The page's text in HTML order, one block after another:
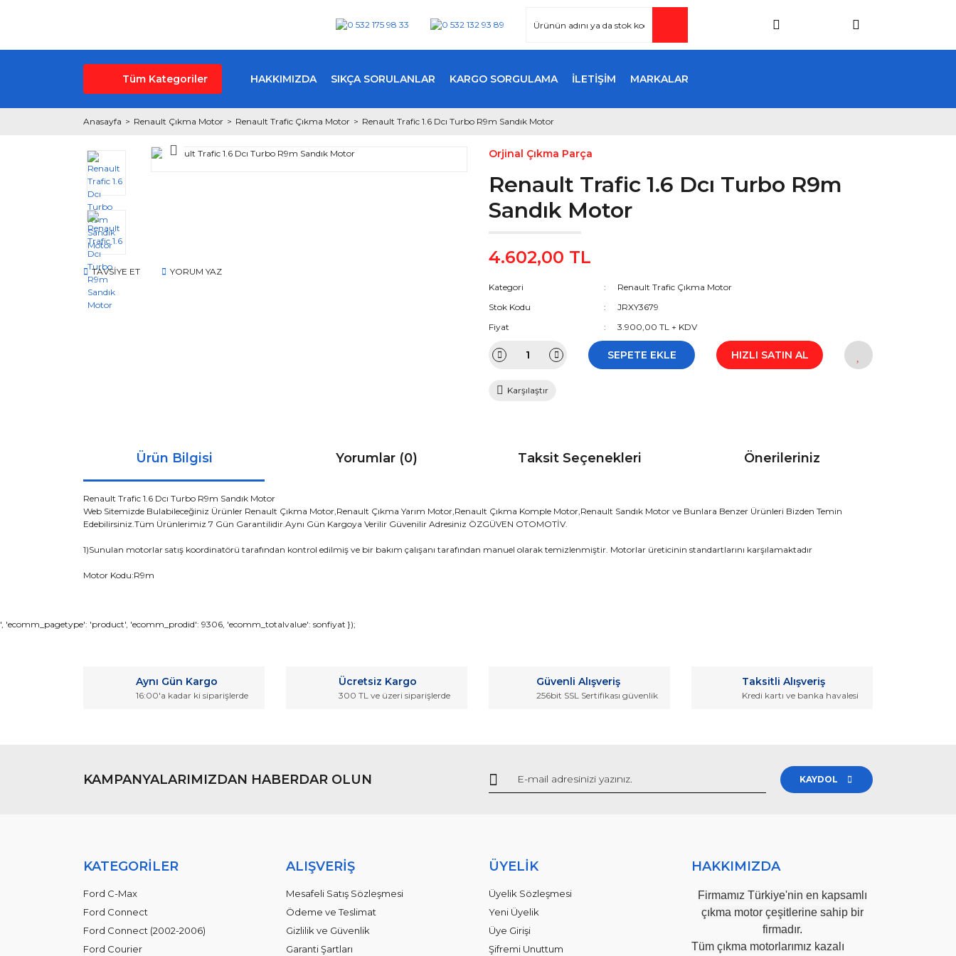
Tüm Kategoriler HAKKIMIZDA SIKÇA SORULANLAR KARGO SORGULAMA İLETİŞİM MARKALAR
Anasayfa Renault Çıkma Motor Renault Trafic Çıkma Motor Renault Trafic 1.6 Dcı Turbo R9m Sandık Motor
TAVSİYE ET YORUM YAZ
Orjinal Çıkma Parça
Renault Trafic 1.6 Dcı Turbo R9m
Sandık Motor
4.602,00 TL
Kategori
Renault Trafic Çıkma Motor
Stok Kodu
JRXY3679
Fiyat
3.900,00 TL + KDV
SEPETE EKLE HIZLI SATIN AL
Karşılaştır
Ürün Bilgisi Yorumlar (0) Taksit Seçenekleri Önerileriniz
Renault Trafic 1.6 Dcı Turbo R9m Sandık Motor
Web Sitemizde Bulabileceğiniz Ürünler Renault Çıkma Motor,Renault Çıkma Yarım Motor,Renault Çıkma Komple Motor,Renault Sandık Motor ve Bunlara Benzer Ürünleri Bizden Temin
Edebilirsiniz.Tüm Ürünlerimiz 7 Gün Garantilidir.Aynı Gün Kargoya Verilir Güvenilir Adresiniz ÖZGÜVEN OTOMOTİV.
1)Sunulan motorlar satış koordinatörü tarafından kontrol edilmiş ve bir bakım çalışanı tarafından manuel olarak temizlenmiştir. Motorlar üreticinin standartlarını karşılamaktadır
Motor Kodu:R9m
Bu ürünün fiyat bilgisi, resim, ürün açıklamalarında ve diğer konularda yetersiz gördüğünüz noktaları öneri formunu kullanarak tarafımıza iletebilirsiniz.
Ürün açıklamasında eksik bilgiler bulunuyor.
', 'ecomm_pagetype': 'product', 'ecomm_prodid': 9306, 'ecomm_totalvalue': sonfiyat });
Aynı Gün Kargo
16:00'a kadar ki siparişlerde
Ücretsiz Kargo
300 TL ve üzeri siparişlerde
Güvenli Alışveriş
256bit SSL Sertifikası güvenlik
Taksitli Alışveriş
Kredi kartı ve banka havalesi
KAMPANYALARIMIZDAN HABERDAR OLUN KAYDOL
KATEGORİLER
Ford C-Max
Ford Connect
Ford Connect (2002-2006)
Ford Courier
ALIŞVERİŞ
Mesafeli Satış Sözleşmesi
Ödeme ve Teslimat
Gizlilik ve Güvenlik
Garanti Şartları
ÜYELİK
Üyelik Sözleşmesi
Yeni Üyelik
Üye Girişi
Şifremi Unuttum
HAKKIMIZDA
Firmamız Türkiye'nin en kapsamlı
çıkma motor çeşitlerine sahip bir
firmadır.
Tüm çıkma motorlarımız kazalı